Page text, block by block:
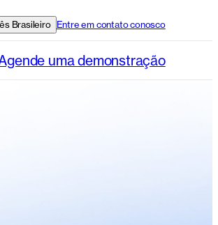
Brasileiro Entre em contato conosco
uma demonstração